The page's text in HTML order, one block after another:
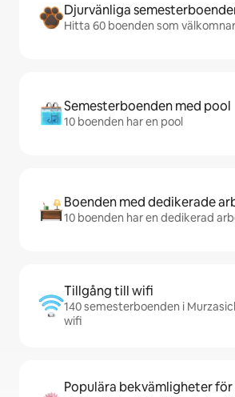
Djurvänliga
Hitta 60 boenden som
Semesterboenden med pool
10 boenden har en pool
Boenden med dedikerade
10 boenden har en dedikerad
Tillgång till wifi
140 semesterboenden i
wifi
Populära bekvämligheter